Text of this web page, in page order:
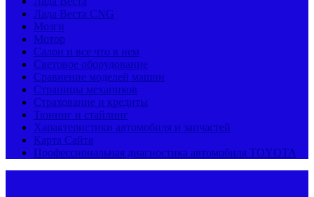
Лада Веста CNG
Мозги
Мотор
Салон и все что в нем
Световое оборудование
Сравнение моделей машин
Страницы механиков
Страхование и кредиты
Тюнинг и стайлинг
Характеристики автомобиля и запчастей
Карта Сайта
Профессиональная диагностика автомобиля TOYOTA